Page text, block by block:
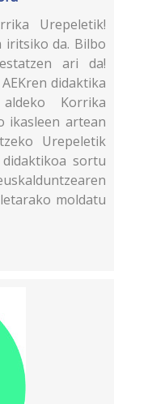
Urepeletik!
iritsiko da. Bilbo
ari da!
didaktika
Korrika
ikasleen artean
Urepeletik
sortu
moldatu